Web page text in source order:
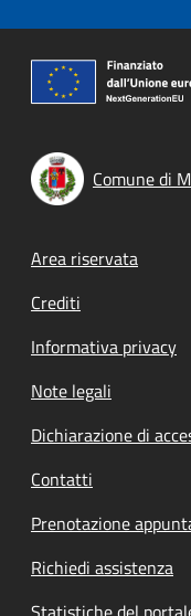
Comune di
Footer
Area riservata
Crediti
Informativa privacy
Note legali
Dichiarazione di
Contatti
Prenotazione
Richiedi assistenza